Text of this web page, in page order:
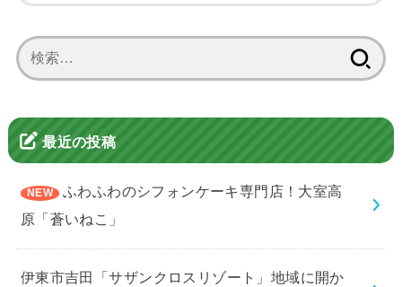
索:
最近の投稿
ふわふわのシフォンケーキ専門店！大室高
原「蒼いねこ」
伊東市吉田「サザンクロスリゾート」地域に開か